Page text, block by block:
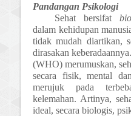
Pandangan Psikologi
Sehat bersifat
dalam kehidupan
tidak mudah diartikan,
dirasakan keberadaannya.
(WHO) merumuskan,
secara fisik, mental
merujuk pada
kelemahan. Artinya,
ideal, secara biologis,